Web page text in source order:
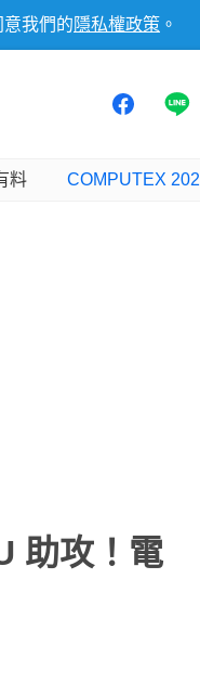
我們的 隱私權政策 。
料 COMPUTEX
助攻！電